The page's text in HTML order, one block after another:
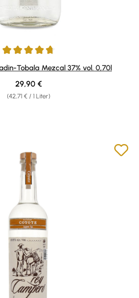
von 4.7 von 5 Sternen
Tobala Mezcal 37% vol. 0,70l
(42,71 € / 1 Liter)
Regulärer Preis:
29,90 €